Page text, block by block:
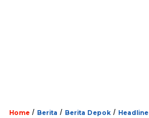
Home / Berita / Berita Depok / Headline